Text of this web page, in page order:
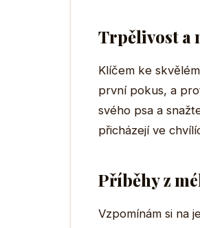
Trpělivost a
Klíčem ke
první pokus, a
svého psa a
přicházejí ve
Příběhy z
Vzpomínám si na